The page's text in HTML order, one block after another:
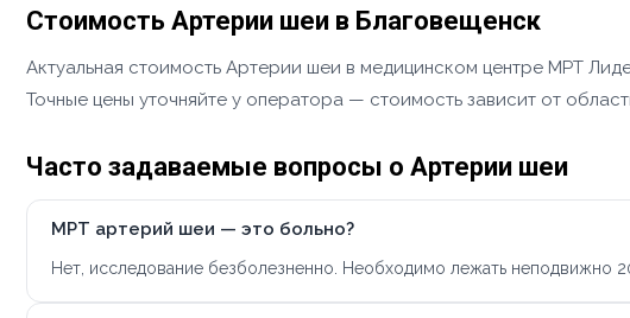
Стоимость Артерии шеи в Благовещенск
Актуальная стоимость Артерии шеи в медицинском центре МРТ
Точные цены уточняйте у оператора — стоимость зависит от
Часто задаваемые вопросы о Артерии шеи
МРТ артерий шеи — это больно?
Нет, исследование безболезненно. Необходимо лежать неподвижно